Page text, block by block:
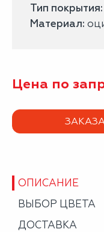
Тип покрытия:
Материал:
Цена по
ОПИСАНИЕ
ВЫБОР ЦВЕТА
ДОСТАВКА